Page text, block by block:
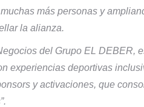
más personas y
la alianza.
del Grupo EL DEBER,
experiencias deportivas
y activaciones, que